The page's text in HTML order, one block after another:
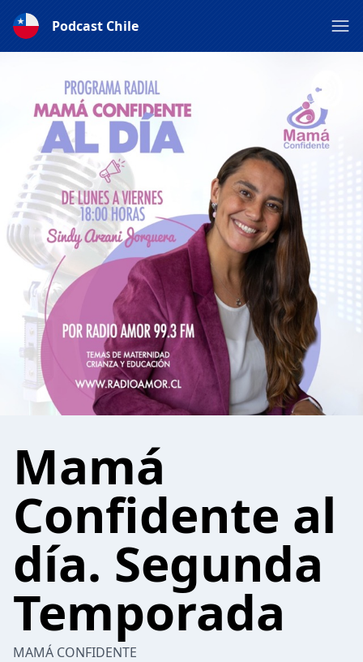
Podcast Chile
Mamá
Confidente al
día. Segunda
Temporada
MAMÁ CONFIDENTE